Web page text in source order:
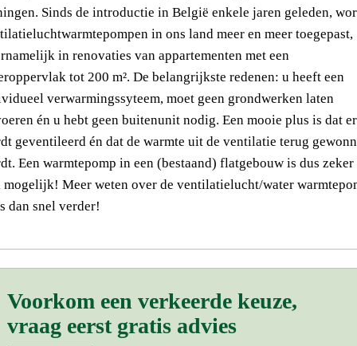
Sinds de introductie in België enkele jaren geleden,
in ons land meer en meer toegepast,
in renovaties van appartementen met een
tot 200 m². De belangrijkste redenen: u heeft een
verwarmingssyteem, moet geen grondwerken laten
én u hebt geen buitenunit nodig. Een mooie plus is dat er
geventileerd én dat de warmte uit de ventilatie terug
Een warmtepomp in een (bestaand) flatgebouw is dus zeker
mogelijk! Meer weten over de ventilatielucht/water
dan snel verder!
Voorkom een verkeerde keuze,
vraag eerst gratis advies